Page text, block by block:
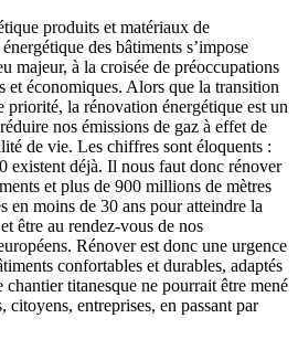
produits et matériaux de
des bâtiments s’impose
majeur, à la croisée de préoccupations
et économiques. Alors que la transition
priorité, la rénovation énergétique est un
nos émissions de gaz à effet de
de vie. Les chiffres sont éloquents :
existent déjà. Il nous faut donc rénover
et plus de 900 millions de mètres
en moins de 30 ans pour atteindre la
être au rendez-vous de nos
Rénover est donc une urgence
confortables et durables, adaptés
chantier titanesque ne pourrait être mené
citoyens, entreprises, en passant par